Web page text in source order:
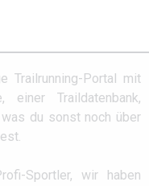
Trailrunning-Portal mit
Traildatenbank,
du sonst noch über
Sportler, wir haben